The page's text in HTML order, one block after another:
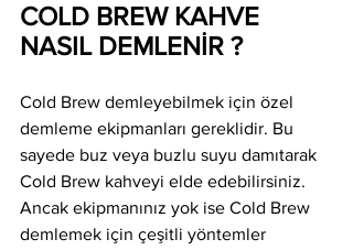
COLD BREW KAHVE
NASIL DEMLENİR ?
Cold Brew demleyebilmek için özel
demleme ekipmanları gereklidir. Bu
sayede buz veya buzlu suyu damıtarak
Cold Brew kahveyi elde edebilirsiniz.
Ancak ekipmanınız yok ise Cold Brew
demlemek için çeşitli yöntemler